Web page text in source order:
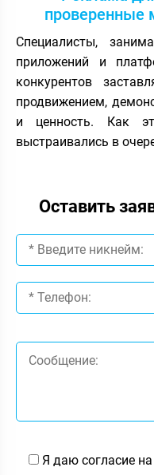
проверенные
Специалисты,
приложений и
конкурентов
продвижением,
и ценность. Как
выстраивались в
Оставить
Я даю согласие